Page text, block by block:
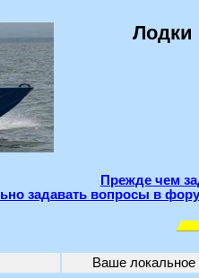
Лодки
Прежде чем
задавать вопросы в
Ваше